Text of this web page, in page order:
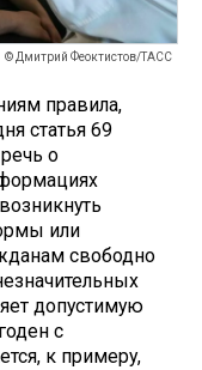
© Дмитрий Феоктистов/ТАСС
правила,
статья 69
о
или
свободно
допустимую
с
к примеру,